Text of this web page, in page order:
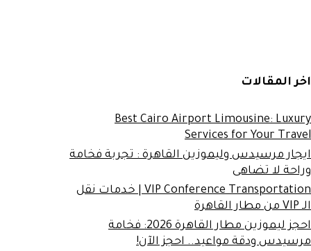
اخر المقالات
Best Cairo Airport Limousine: Luxury
Services for Your Travel
ايجار مرسيدس وليموزين القاهرة : تجربة فخامة
وراحة لا تضاهى
VIP Conference Transportation | خدمات نقل
الـ VIP من مطار القاهرة
احجز ليموزين مطار القاهرة 2026: فخامة
مرسيدس ودقة مواعيد.. احجز الآن!